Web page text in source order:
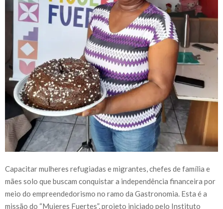
Capacitar mulheres refugiadas e migrantes, chefes de família e
mães solo que buscam conquistar a independência financeira por
meio do empreendedorismo no ramo da Gastronomia. Esta é a
missão do “Mujeres Fuertes”, projeto iniciado pelo Instituto